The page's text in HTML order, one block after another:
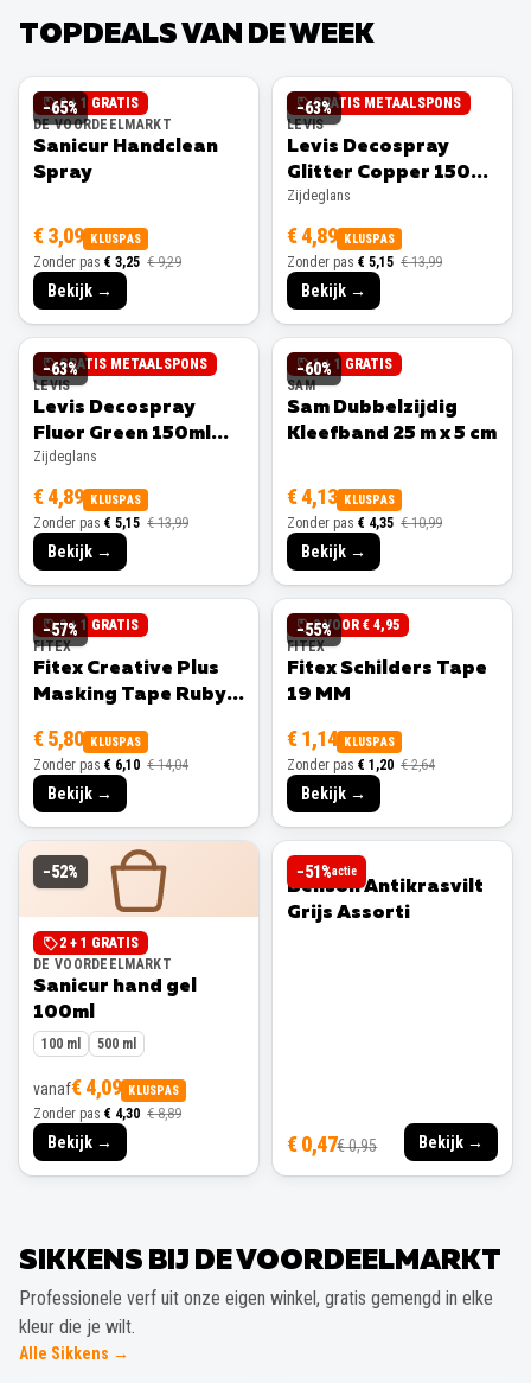
TOPDEALS VAN DE WEEK
−65%
2 + 1 GRATIS
DE VOORDEELMARKT
Sanicur Handclean
Spray
€ 3,09 KLUSPAS
Zonder pas € 3,25 € 9,29
Bekijk →
−63%
GRATIS METAALSPONS
LEVIS
Levis Decospray
Glitter Copper 150ml
Zijdeglans
Zijdeglans
€ 4,89 KLUSPAS
Zonder pas € 5,15 € 13,99
Bekijk →
−63%
GRATIS METAALSPONS
LEVIS
Levis Decospray
Fluor Green 150ml
Zijdeglans
Zijdeglans
€ 4,89 KLUSPAS
Zonder pas € 5,15 € 13,99
Bekijk →
−60%
1 + 1 GRATIS
SAM
Sam Dubbelzijdig
Kleefband 25 m x 5 cm
€ 4,13 KLUSPAS
Zonder pas € 4,35 € 10,99
Bekijk →
−57%
3 + 1 GRATIS
FITEX
Fitex Creative Plus
Masking Tape Ruby
€ 5,80 KLUSPAS
Zonder pas € 6,10 € 14,04
Bekijk →
−55%
3 VOOR € 4,95
FITEX
Fitex Schilders Tape
19 MM
€ 1,14 KLUSPAS
Zonder pas € 1,20 € 2,64
Bekijk →
−52%
2 + 1 GRATIS
DE VOORDEELMARKT
Sanicur hand gel
100ml
100 ml 500 ml
vanaf€ 4,09 KLUSPAS
Zonder pas € 4,30 € 8,89
Bekijk →
−51%actie
BENSON
Benson Antikrasvilt
Grijs Assorti
€ 0,47€ 0,95 Bekijk →
SIKKENS BIJ DE VOORDEELMARKT
Professionele verf uit onze eigen winkel, gratis gemengd in elke
kleur die je wilt.
Alle Sikkens →